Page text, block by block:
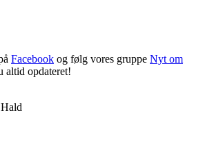
Facebook og følg vores gruppe Nyt om
altid opdateret!